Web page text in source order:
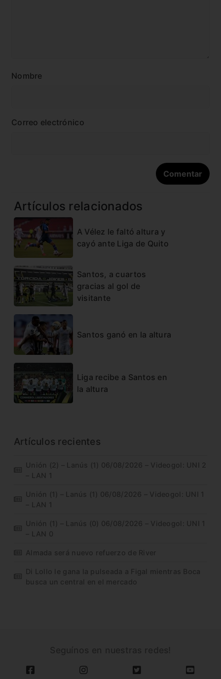
Nombre
Correo electrónico
Artículos relacionados
A Vélez le faltó altura y
cayó ante Liga de Quito
Santos, a cuartos
gracias al gol de
visitante
Santos ganó en la altura
Liga recibe a Santos en
la altura
Artículos recientes
Unión (2) – Lanús (1) 06/08/2026 – Videogol: UNI 2
– LAN 1
Unión (1) – Lanús (1) 06/08/2026 – Videogol: UNI 1
– LAN 1
Unión (1) – Lanús (0) 06/08/2026 – Videogol: UNI 1
– LAN 0
Almada será nuevo refuerzo de River
Di Lollo le gana la pulseada a Figal mientras Boca
busca un central en el mercado